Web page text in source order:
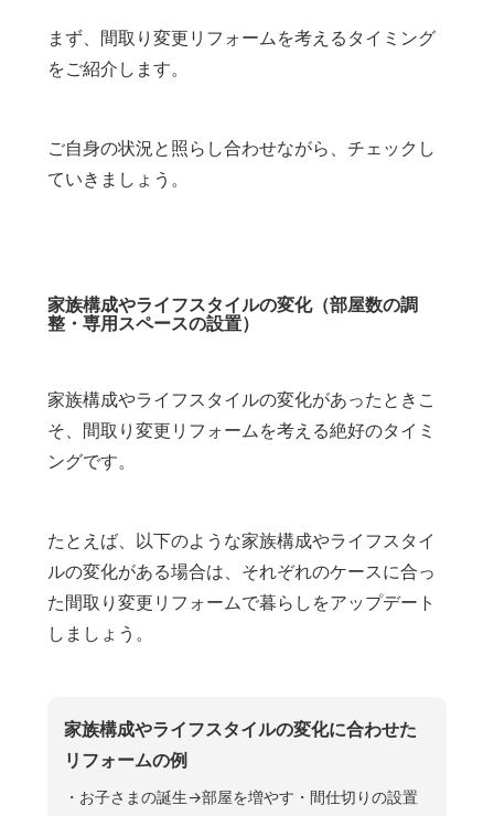
まず、間取り変更リフォームを考えるタイミング
をご紹介します。
ご自身の状況と照らし合わせながら、チェックし
ていきましょう。
家族構成やライフスタイルの変化（部屋数の調
整・専用スペースの設置）
家族構成やライフスタイルの変化があったときこ
そ、間取り変更リフォームを考える絶好のタイミ
ングです。
たとえば、以下のような家族構成やライフスタイ
ルの変化がある場合は、それぞれのケースに合っ
た間取り変更リフォームで暮らしをアップデート
しましょう。
家族構成やライフスタイルの変化に合わせた
リフォームの例
・お子さまの誕生→部屋を増やす・間仕切りの設置